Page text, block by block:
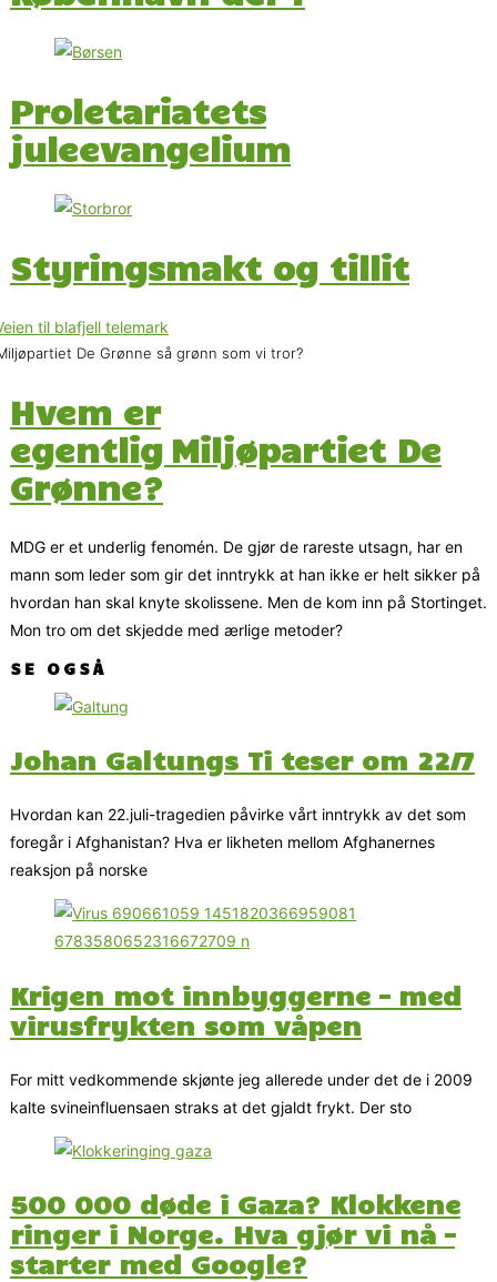
Proletariatets
juleevangelium
Styringsmakt og tillit
De Grønne så grønn som vi tror?
Hvem er
egentlig Miljøpartiet De
Grønne?
MDG er et underlig fenomén. De gjør de rareste utsagn, har en
mann som leder som gir det inntrykk at han ikke er helt sikker på
hvordan han skal knyte skolissene. Men de kom inn på Stortinget.
Mon tro om det skjedde med ærlige metoder?
SE OGSÅ
Johan Galtungs Ti teser om 22/7
Hvordan kan 22.juli-tragedien påvirke vårt inntrykk av det som
foregår i Afghanistan? Hva er likheten mellom Afghanernes
reaksjon på norske
Krigen mot innbyggerne – med
virusfrykten som våpen
For mitt vedkommende skjønte jeg allerede under det de i 2009
kalte svineinfluensaen straks at det gjaldt frykt. Der sto
500 000 døde i Gaza? Klokkene
ringer i Norge. Hva gjør vi nå –
starter med Google?